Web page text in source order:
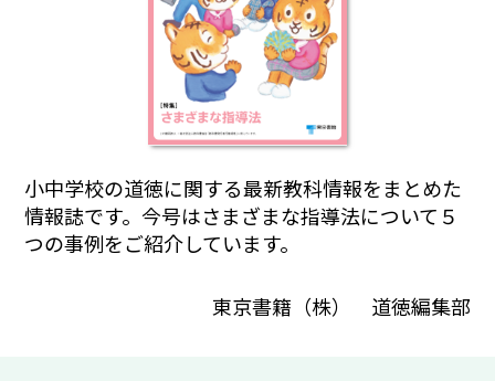
小中学校の道徳に関する最新教科情報をまとめた
情報誌です。今号はさまざまな指導法について５
つの事例をご紹介しています。
東京書籍（株） 道徳編集部